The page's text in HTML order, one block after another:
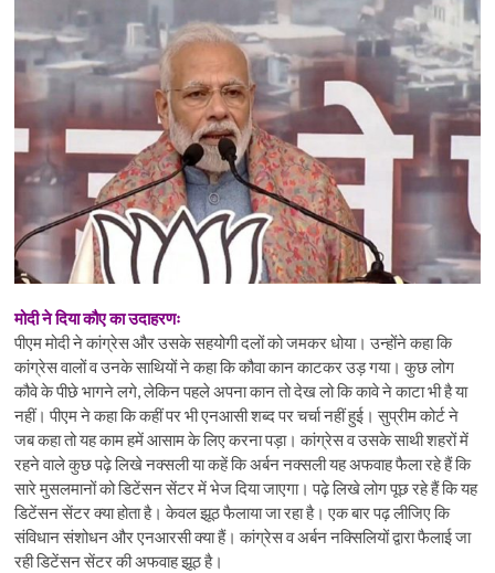
मोदी ने दिया कौए का उदाहरणः
पीएम मोदी ने कांग्रेस और उसके सहयोगी दलों को जमकर धोया। उन्होंने कहा कि
कांग्रेस वालों व उनके साथियों ने कहा कि कौवा कान काटकर उड़ गया। कुछ लोग
कौवे के पीछे भागने लगे, लेकिन पहले अपना कान तो देख लो कि कावे ने काटा भी है या
नहीं। पीएम ने कहा कि कहीं पर भी एनआसी शब्द पर चर्चा नहीं हुई। सुप्रीम कोर्ट ने
जब कहा तो यह काम हमें आसाम के लिए करना पड़ा। कांग्रेस व उसके साथी शहरों में
रहने वाले कुछ पढ़े लिखे नक्सली या कहें कि अर्बन नक्सली यह अफवाह फैला रहे हैं कि
सारे मुसलमानों को डिटेंसन सेंटर में भेज दिया जाएगा। पढ़े लिखे लोग पूछ रहे हैं कि यह
डिटेंसन सेंटर क्या होता है। केवल झूठ फैलाया जा रहा है। एक बार पढ़ लीजिए कि
संविधान संशोधन और एनआरसी क्या हैं। कांग्रेस व अर्बन नक्सिलियों द्वारा फैलाई जा
रही डिटेंसन सेंटर की अफवाह झूठ है।